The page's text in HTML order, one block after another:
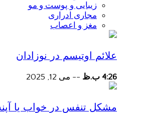
زیبایی و پوست و مو
مجاری ادراری
مغز و اعصاب
علائم اوتیسم در نوزادان
4:26 ب.ظ -- می 12, 2025
مشکل تنفس در خواب یا